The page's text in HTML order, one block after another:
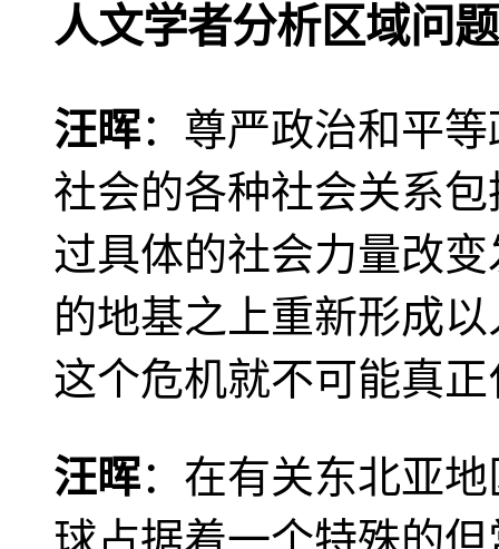
人文学者分析区域问题
汪晖：尊严政治和平
社会的各种社会关系
过具体的社会力量改
的地基之上重新形成
这个危机就不可能真
汪晖：在有关东北亚
球占据着一个特殊的